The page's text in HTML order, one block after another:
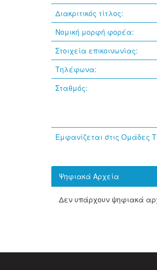
Διακριτικός τίτλος:
Νομική μορφή φορέα:
Στοιχεία επικοινωνίας:
Τηλέφωνα:
Σταθμός:
Εμφανίζεται στις Ομάδες
Ψηφιακά Αρχεία
Δεν υπάρχουν ψηφιακά